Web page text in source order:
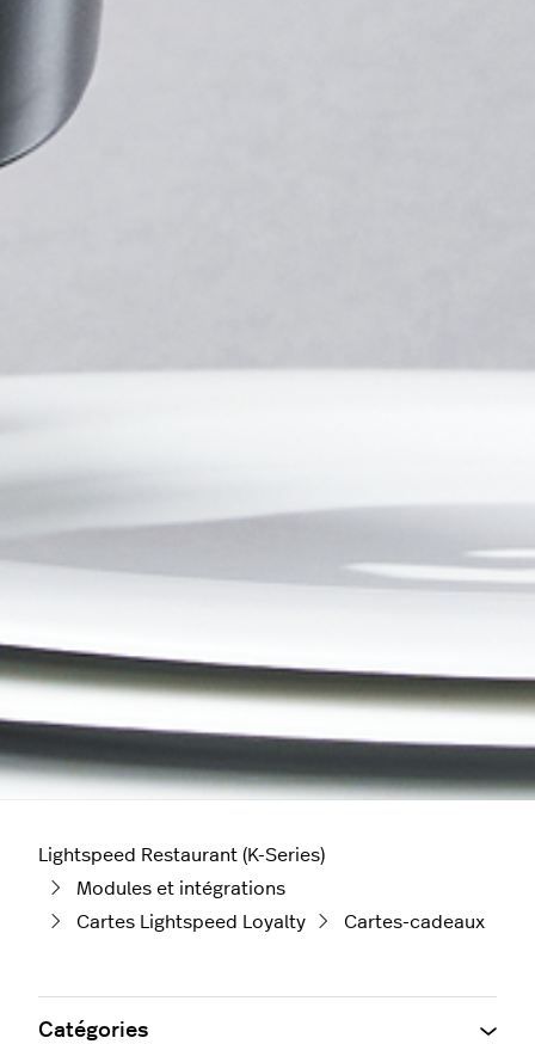
Lightspeed Restaurant (K-Series)
Modules et intégrations
Cartes Lightspeed Loyalty
Cartes-cadeaux
Catégories